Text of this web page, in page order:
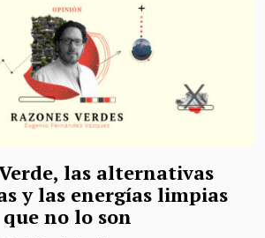
las alternativas
y las energías limpias
que no lo son